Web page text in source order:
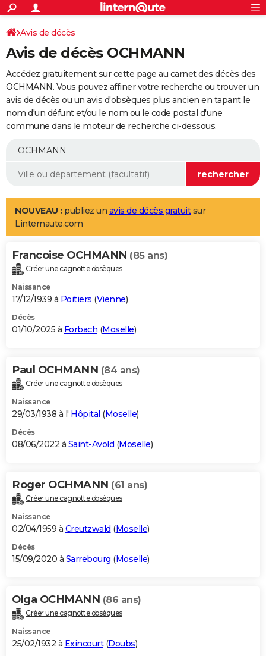
ACTUALITÉS
Politique
Société
Faits Divers
Education
Monde
Villes
+
SPORT
Coupe du monde 2026
Football
Tennis
Cyclisme
Rugby
Forum
Programme TV
TNT
Streaming
Cinéma
Sorties cinéma
Musique
+
FINANCE
Retraite
Epargne
Immobilier
Risques naturels par ville
Banque
Assurance
AUTO
Essais
Réserver un essai
Citadines
Berlines
SUV
Forum auto
+
Mobiles
Meilleur smartphone
Internet
Ordinateurs
Jeux vidéo
Guide high-tech
Aménagement intérieur
LIFESTYLE
Art de vivre
Bien-être
Loisirs
Mode
Modes de vie
Alimentation
Guide de la santé
Maladies
Médicaments
Sommeil
VOYAGE
Destinations
City break
Voyage nature
Voyage de noces
Forum
Climat
+PHOTO
GUIDES D'ACHAT
BONS PLANS
Carte de Noël
Carte Bonne année
Carte Saint-Valentin
Carte Pâques
Carte d'anniversaire
DICTIONNAIRE
Dictionnaire
Biographies
Citations
Expressions
Proverbes
PROGRAMME TV
S'inscrire
Se connecter
Lycées
Collèges
Primaires
Universités
Entreprises
Service militaire
Avis de recherche
AVIS DE DÉCÈS
Bricolage
Lifestyle
Culture
Sport
Auto
Television
Voyage
Cinema
Avis de décès
Avis de décès OCHMANN
Accédez gratuitement sur cette page au carnet des décès des
OCHMANN. Vous pouvez affiner votre recherche ou trouver un
avis de décès ou un avis d'obsèques plus ancien en tapant le
nom d'un défunt et/ou le nom ou le code postal d'une
commune dans le moteur de recherche ci-dessous.
NOUVEAU : publiez un avis de décès gratuitsur
Linternaute.com
Francoise OCHMANN (85 ans)
Créer une cagnotte obsèques
Naissance
17/12/1939 à Poitiers (Vienne)
Décès
01/10/2025 à Forbach (Moselle)
Paul OCHMANN (84 ans)
Créer une cagnotte obsèques
Naissance
29/03/1938 à l' Hôpital (Moselle)
Décès
08/06/2022 à Saint-Avold (Moselle)
Roger OCHMANN (61 ans)
Créer une cagnotte obsèques
Naissance
02/04/1959 à Creutzwald (Moselle)
Décès
15/09/2020 à Sarrebourg (Moselle)
Olga OCHMANN (86 ans)
Créer une cagnotte obsèques
Naissance
25/02/1932 à Exincourt(Doubs)